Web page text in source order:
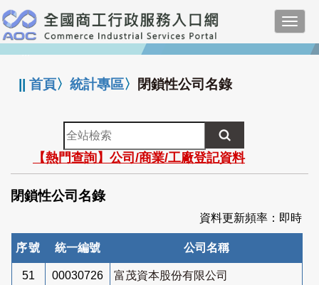
跳
到
主
要
:::
||首頁〉統計專區〉 閉鎖性公司名錄
全
站
檢
索
【熱門查詢】公司/商業/工廠登記資料
閉鎖性公司名錄
資料更新頻率：即時
序號 統一編號 公司名稱
51 00030726 富茂資本股份有限公司